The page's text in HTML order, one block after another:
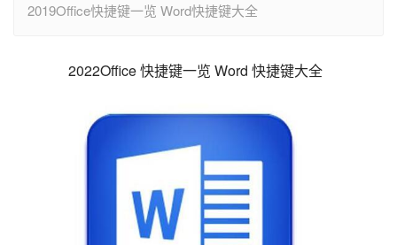
2019Office快捷键一览 Word快捷键大全
2022Office 快捷键一览 Word 快捷键大全